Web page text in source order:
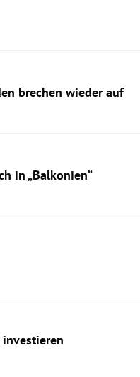
brechen wieder auf
in „Balkonien“